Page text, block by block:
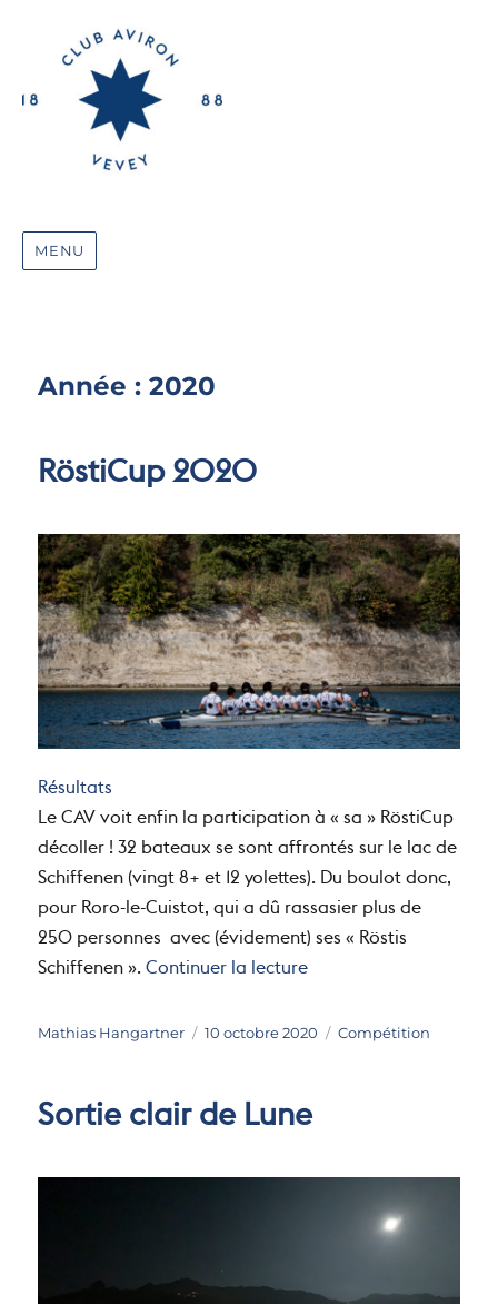
MENU
Année :2020
RöstiCup 2020
Résultats
Le CAV voit enfin la participation à « sa » RöstiCup
décoller ! 32 bateaux se sont affrontés sur le lac de
Schiffenen (vingt 8+ et 12 yolettes). Du boulot donc,
pour Roro-le-Cuistot, qui a dû rassasier plus de
250 personnes avec (évidement) ses « Röstis
Schiffenen ».Continuer la lecturede « RöstiCup 2020 »
Auteur
Mathias Hangartner
Publié
10 octobre 2020 Catégories
Compétition
Sortie clair de Lune